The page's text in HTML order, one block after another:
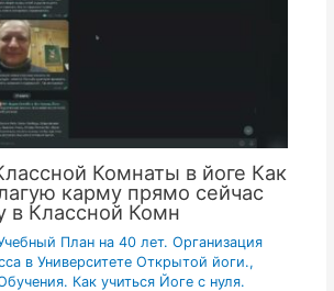
Комнаты в йоге Как
карму прямо сейчас
в Классной Комн
План на 40 лет. Организация
в Университете Открытой йоги.,
Как учиться Йоге с нуля.